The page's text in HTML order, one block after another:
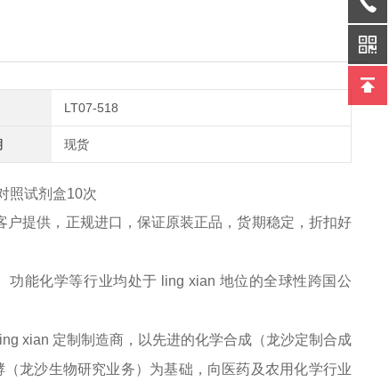
LT07-518
现货
照试剂盒10次
户提供，正规进口，保证原装正品，货期稳定，折扣好
能化学等行业均处于 ling xian 地位的全球性跨国公
xian 定制制造商，以先进的化学合成（龙沙定制合成
龙沙生物研究业务）为基础，向医药及农用化学行业